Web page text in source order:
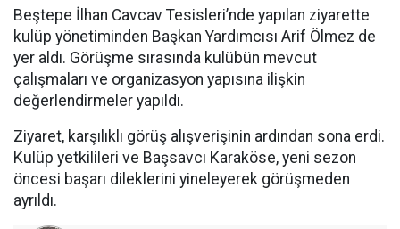
Beştepe İlhan Cavcav Tesisleri’nde yapılan ziyarette
kulüp yönetiminden Başkan Yardımcısı Arif Ölmez de
yer aldı. Görüşme sırasında kulübün mevcut
çalışmaları ve organizasyon yapısına ilişkin
değerlendirmeler yapıldı.
Ziyaret, karşılıklı görüş alışverişinin ardından sona erdi.
Kulüp yetkilileri ve Başsavcı Karaköse, yeni sezon
öncesi başarı dileklerini yineleyerek görüşmeden
ayrıldı.